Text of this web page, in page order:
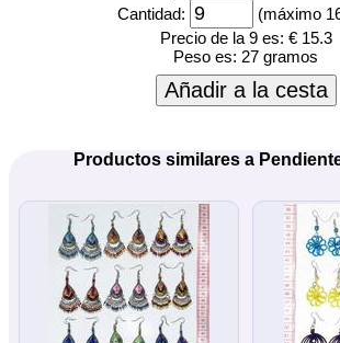
Cantidad:
(máximo
Precio de la 9 es: € 15.3
Peso es: 27 gramos
Añadir a la cesta
Productos similares a